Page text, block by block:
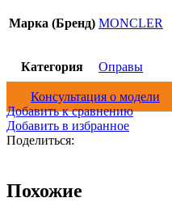
Марка (Бренд) MONCLER
Категория Оправы
Консультация о модели
Добавить к сравнению
Добавить в избранное
Поделиться:
Похожие